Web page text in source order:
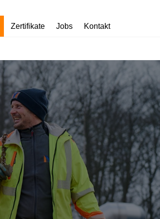
Zertifikate Jobs Kontakt